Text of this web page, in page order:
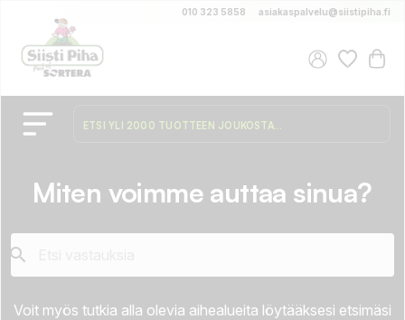
010 323 5858 asiakaspalvelu@siistipiha.fi
Miten voimme auttaa sinua?

Voit myös tutkia alla olevia aihealueita löytääksesi etsimäsi